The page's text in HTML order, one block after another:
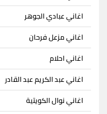
اغاني عبادي الجوهر
اغاني مزعل فرحان
اغاني احلام
اغاني عبد الكريم عبد القادر
اغاني نوال الكويتية